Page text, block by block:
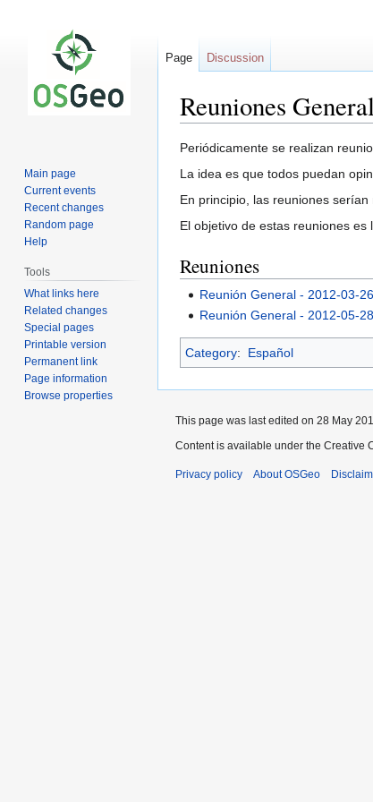
Reuniones
Jump
to
Jump
to
Periódicamente se realizan
La idea es que todos puedan
En principio, las reuniones
El objetivo de estas reuniones
Reuniones
Reunión General - 2012-03-26
Reunión General - 2012-05-28
Category: Español
Page Discussion
Main page
Current events
Recent changes
Random page
Help
Tools
What links here
Related changes
Special pages
Printable version
Permanent link
Page information
Browse properties
This page was last edited on 28 May
Content is available under the Creative
Privacy policy About OSGeo